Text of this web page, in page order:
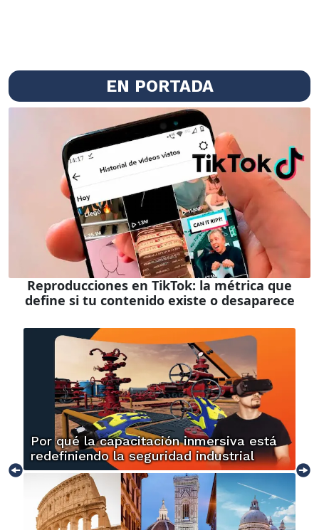
EN PORTADA
Reproducciones en TikTok: la métrica que
define si tu contenido existe o desaparece
Por qué la capacitación inmersiva está
redefiniendo la seguridad industrial